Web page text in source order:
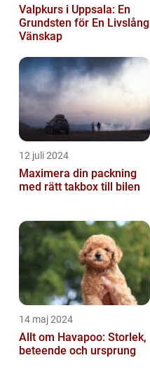
Valpkurs i Uppsala: En
Grundsten för En Livslång
Vänskap
12 juli 2024
Maximera din packning
med rätt takbox till bilen
14 maj 2024
Allt om Havapoo: Storlek,
beteende och ursprung